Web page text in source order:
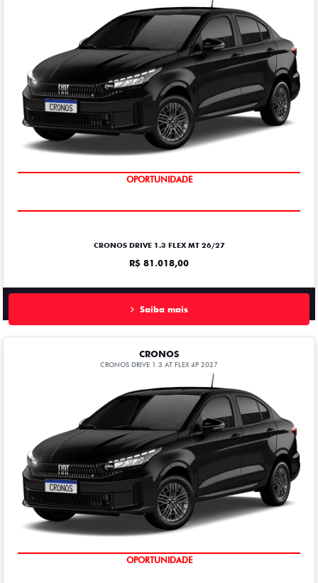
OPORTUNIDADE
CRONOS DRIVE 1.3 FLEX MT 26/27
R$ 81.018,00
Saiba mais
CRONOS
CRONOS DRIVE 1.3 AT FLEX 4P 2027
OPORTUNIDADE